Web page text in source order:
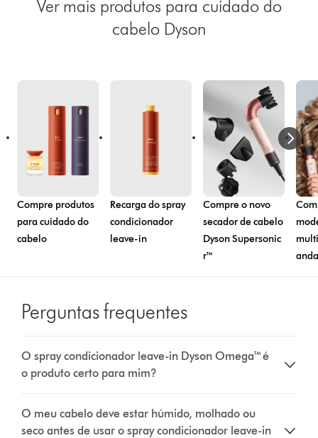
Ver mais produtos para cuidado do
cabelo Dyson
Compre produtos
para cuidado do
cabelo
Recarga do spray
condicionador
leave-in
Compre o novo
secador de cabelo
Dyson Supersonic
r™
Perguntas frequentes
O spray condicionador leave-in Dyson Omega™ é
o produto certo para mim?
O meu cabelo deve estar húmido, molhado ou
seco antes de usar o spray condicionador leave-in